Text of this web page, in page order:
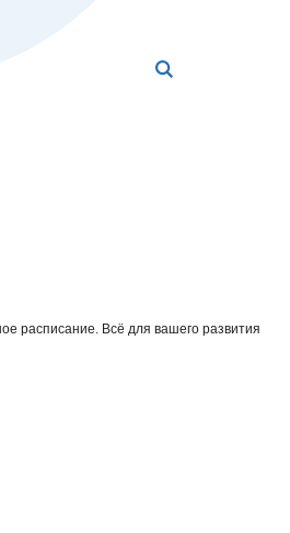
расписание. Всё для вашего развития